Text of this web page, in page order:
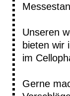
Unseren
bieten wir
im
Gerne